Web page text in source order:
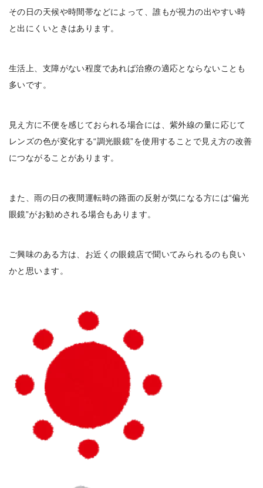
その日の天候や時間帯などによって、誰もが視力の出やすい時
と出にくいときはあります。
生活上、支障がない程度であれば治療の適応とならないことも
多いです。
見え方に不便を感じておられる場合には、紫外線の量に応じて
レンズの色が変化する“調光眼鏡”を使用することで見え方の改善
につながることがあります。
また、雨の日の夜間運転時の路面の反射が気になる方には“偏光
眼鏡”がお勧めされる場合もあります。
ご興味のある方は、お近くの眼鏡店で聞いてみられるのも良い
かと思います。